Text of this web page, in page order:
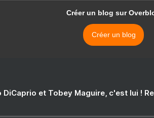
Créer un blog sur
Créer un blog
DiCaprio et Tobey Maguire, c'est lui !